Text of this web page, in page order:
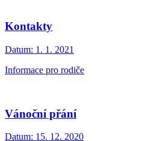
Kontakty
Datum: 1. 1. 2021
Informace pro rodiče
Vánoční přání
Datum: 15. 12. 2020